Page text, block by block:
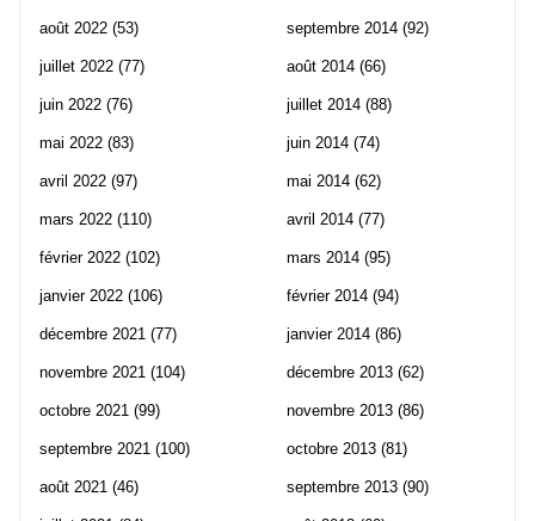
août 2022 (53)
juillet 2022 (77)
juin 2022 (76)
mai 2022 (83)
avril 2022 (97)
mars 2022 (110)
février 2022 (102)
janvier 2022 (106)
décembre 2021 (77)
novembre 2021 (104)
octobre 2021 (99)
septembre 2021 (100)
août 2021 (46)
septembre 2014 (92)
août 2014 (66)
juillet 2014 (88)
juin 2014 (74)
mai 2014 (62)
avril 2014 (77)
mars 2014 (95)
février 2014 (94)
janvier 2014 (86)
décembre 2013 (62)
novembre 2013 (86)
octobre 2013 (81)
septembre 2013 (90)